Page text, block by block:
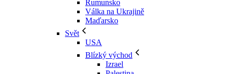
Rumunsko
Válka na Ukrajině
Maďarsko
Svět
USA
Blízký východ
Izrael